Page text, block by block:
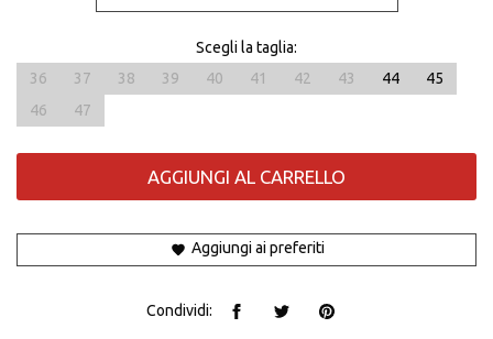
Scegli la taglia:
36
37 38 39 40 41 42 43 44
45
46
47
AGGIUNGI AL CARRELLO
Aggiungi ai preferiti
Condividi: